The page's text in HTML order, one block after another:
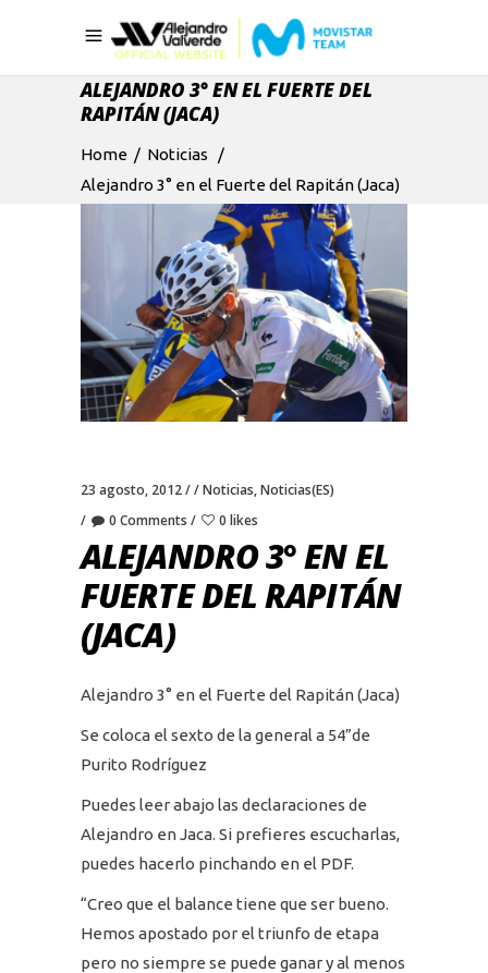
ALEJANDRO 3° EN EL FUERTE DEL
RAPITÁN (JACA)
Home / Noticias
/
Alejandro 3° en el Fuerte del Rapitán (Jaca)
23 agosto, 2012 Noticias,Noticias(ES)
0 Comments
0 likes
ALEJANDRO 3° EN EL
FUERTE DEL RAPITÁN
(JACA)
Alejandro 3° en el Fuerte del Rapitán (Jaca)
Se coloca el sexto de la general a 54”de
Purito Rodríguez
Puedes leer abajo las declaraciones de
Alejandro en Jaca. Si prefieres escucharlas,
puedes hacerlo pinchando en el PDF.
“Creo que el balance tiene que ser bueno.
Hemos apostado por el triunfo de etapa
pero no siempre se puede ganar y al menos